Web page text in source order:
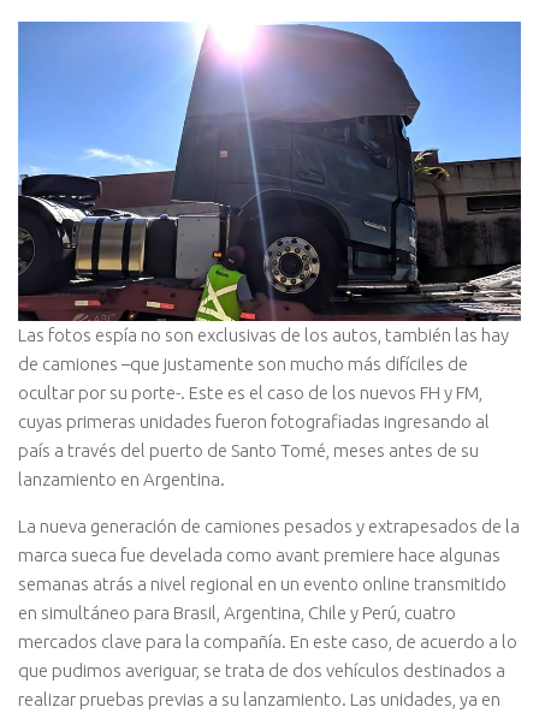
Las fotos espía no son exclusivas de los autos, también las hay
de camiones –que justamente son mucho más difíciles de
ocultar por su porte-. Este es el caso de los nuevos FH y FM,
cuyas primeras unidades fueron fotografiadas ingresando al
país a través del puerto de Santo Tomé, meses antes de su
lanzamiento en Argentina.
La nueva generación de camiones pesados y extrapesados de la
marca sueca fue develada como avant premiere hace algunas
semanas atrás a nivel regional en un evento online transmitido
en simultáneo para Brasil, Argentina, Chile y Perú, cuatro
mercados clave para la compañía. En este caso, de acuerdo a lo
que pudimos averiguar, se trata de dos vehículos destinados a
realizar pruebas previas a su lanzamiento. Las unidades, ya en